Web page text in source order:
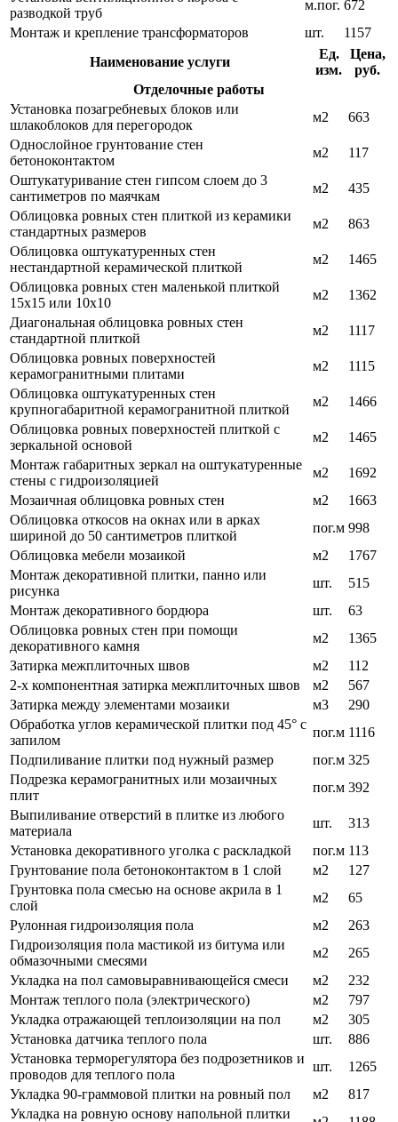
разводкой труб
м.пог. 672
Монтаж и крепление трансформаторов
шт.
1157
Наименование услуги
Ед.
изм.
Цена,
руб.
Отделочные работы
Установка позагребневых блоков или
шлакоблоков для перегородок
м2
663
Однослойное грунтование стен
бетоноконтактом
м2
117
Оштукатуривание стен гипсом слоем до 3
сантиметров по маячкам
м2
435
Облицовка ровных стен плиткой из керамики
стандартных размеров
м2
863
Облицовка оштукатуренных стен
нестандартной керамической плиткой
м2
1465
Облицовка ровных стен маленькой плиткой
15х15 или 10х10
м2
1362
Диагональная облицовка ровных стен
стандартной плиткой
м2
1117
Облицовка ровных поверхностей
керамогранитными плитами
м2
1115
Облицовка оштукатуренных стен
крупногабаритной керамогранитной плиткой
м2
1466
Облицовка ровных поверхностей плиткой с
зеркальной основой
м2
1465
Монтаж габаритных зеркал на оштукатуренные
стены с гидроизоляцией
м2
1692
Мозаичная облицовка ровных стен
м2
1663
Облицовка откосов на окнах или в арках
шириной до 50 сантиметров плиткой
пог.м 998
Облицовка мебели мозаикой
м2
1767
Монтаж декоративной плитки, панно или
рисунка
шт.
515
Монтаж декоративного бордюра
шт.
63
Облицовка ровных стен при помощи
декоративного камня
м2
1365
Затирка межплиточных швов
м2
112
2-х компонентная затирка межплиточных швов
м2
567
Затирка между элементами мозаики
м3
290
Обработка углов керамической плитки под 45° с
запилом
пог.м 1116
Подпиливание плитки под нужный размер
пог.м 325
Подрезка керамогранитных или мозаичных
плит
пог.м 392
Выпиливание отверстий в плитке из любого
материала
шт.
313
Установка декоративного уголка с раскладкой
пог.м 113
Грунтование пола бетоноконтактом в 1 слой
м2
127
Грунтовка пола смесью на основе акрила в 1
слой
м2
65
Рулонная гидроизоляция пола
м2
263
Гидроизоляция пола мастикой из битума или
обмазочными смесями
м2
265
Укладка на пол самовыравнивающейся смеси
м2
232
Монтаж теплого пола (электрического)
м2
797
Укладка отражающей теплоизоляции на пол
м2
305
Установка датчика теплого пола
шт.
886
Установка терморегулятора без подрозетников и
проводов для теплого пола
шт.
1265
Укладка 90-граммовой плитки на ровный пол
м2
817
Укладка на ровную основу напольной плитки